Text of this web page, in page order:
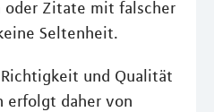
Zitate mit falscher
Seltenheit.
und Qualität
erfolgt daher von